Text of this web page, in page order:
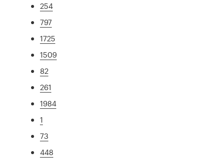
254
797
1725
1509
82
261
1984
1
73
448